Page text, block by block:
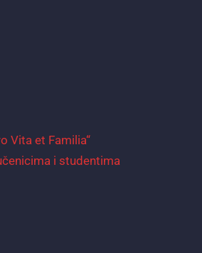
Vita et Familia“
i studentima